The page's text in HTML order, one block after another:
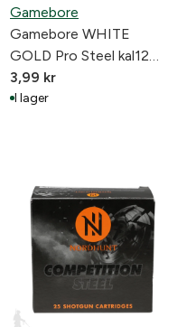
Gamebore
Gamebore WHITE
GOLD Pro Steel kal12
US7 28g
3,99 kr
I lager